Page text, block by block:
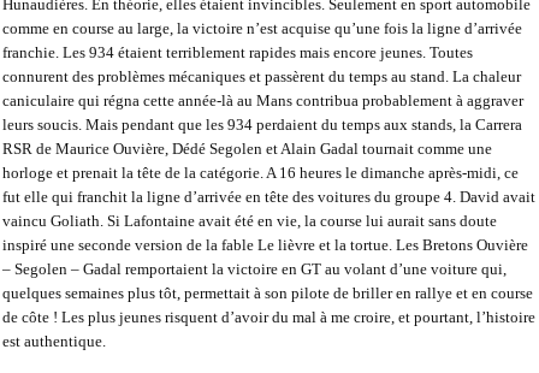
Hunaudières. En théorie, elles étaient invincibles. Seulement en sport automobile
comme en course au large, la victoire n’est acquise qu’une fois la ligne d’arrivée
franchie. Les 934 étaient terriblement rapides mais encore jeunes. Toutes
connurent des problèmes mécaniques et passèrent du temps au stand. La chaleur
caniculaire qui régna cette année-là au Mans contribua probablement à aggraver
leurs soucis. Mais pendant que les 934 perdaient du temps aux stands, la Carrera
RSR de Maurice Ouvière, Dédé Segolen et Alain Gadal tournait comme une
horloge et prenait la tête de la catégorie. A 16 heures le dimanche après-midi, ce
fut elle qui franchit la ligne d’arrivée en tête des voitures du groupe 4. David avait
vaincu Goliath. Si Lafontaine avait été en vie, la course lui aurait sans doute
inspiré une seconde version de la fable Le lièvre et la tortue . Les Bretons Ouvière
– Segolen – Gadal remportaient la victoire en GT au volant d’une voiture qui,
quelques semaines plus tôt, permettait à son pilote de briller en rallye et en course
de côte ! Les plus jeunes risquent d’avoir du mal à me croire, et pourtant, l’histoire
est authentique.